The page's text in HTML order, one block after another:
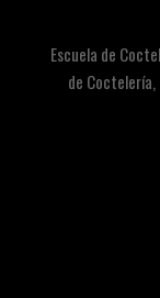
Escuela de
de